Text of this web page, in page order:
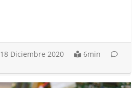
18 Diciembre 2020
6min